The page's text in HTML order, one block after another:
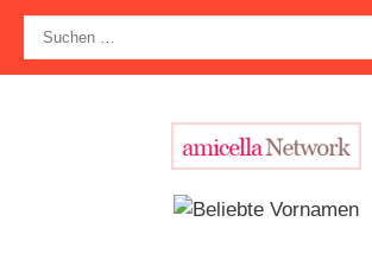
Zum
Inhalt
springen
nach: